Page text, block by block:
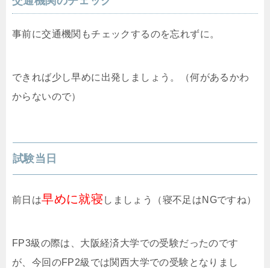
事前に交通機関もチェックするのを忘れずに。
できれば少し早めに出発しましょう。（何があるかわ
からないので）
試験当日
前日は早めに就寝 しましょう（寝不足はNGですね）
FP3級の際は、大阪経済大学での受験だったのです
が、今回のFP2級では関西大学での受験となりまし